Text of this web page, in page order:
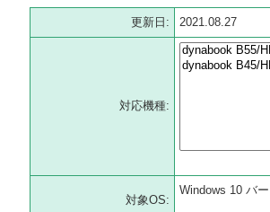
更新日: 2021.08.27
対応機種:
対象OS:
Windows 10 バ